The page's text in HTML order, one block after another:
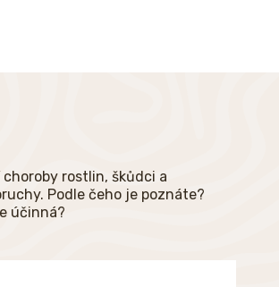
rostlin, škůdci a
Podle čeho je poznáte?
účinná?